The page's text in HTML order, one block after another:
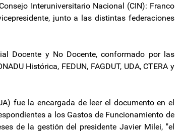
Interuniversitario Nacional (CIN): Franco
junto a las distintas federaciones
Docente y No Docente, conformado por las
Histórica, FEDUN, FAGDUT, UDA, CTERA y
fue la encargada de leer el documento en el
a los Gastos de Funcionamiento de
de la gestión del presidente Javier Milei, "el